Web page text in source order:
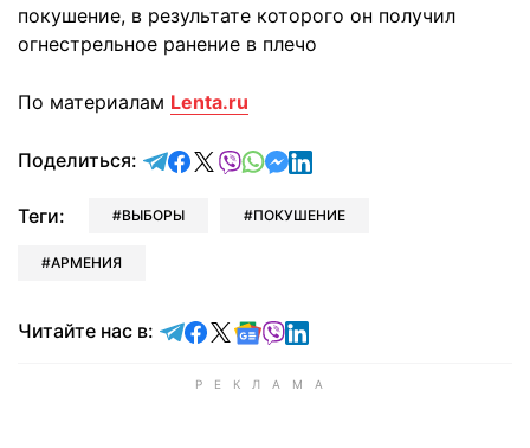
покушение, в результате которого он получил
огнестрельное ранение в плечо
По материалам Lenta.ru
Поделиться: отправить в Telegram
поделиться в Facebook
поделиться в X
отправить в Viber
отправить в Whatsapp
отправить в Messenger
отправить в LinkedIn
Теги: ВЫБОРЫ ПОКУШЕНИЕ
АРМЕНИЯ
Читайте нас в: Читайте в Telegram
Читайте в Facebook
Читайте в X
Читайте в Google news
Читайте в Viber
Читайте в LinkedIn